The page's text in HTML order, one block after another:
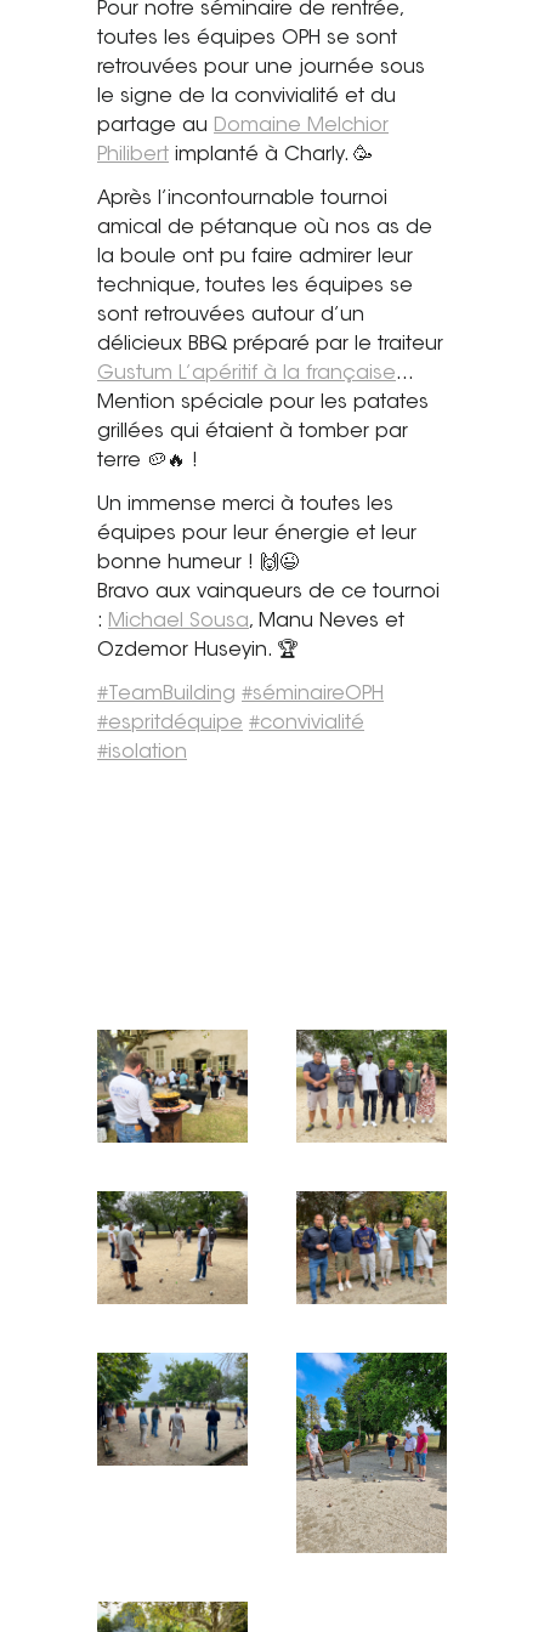
Saint-Étienne
Vichy
Mâcon
La société
Nos réalisations
Pour les pros
Plâtrier / Peintre
Charpentier / Couvreur
Syndic / Régie
Tel. 04 82 29 21 82
Contact
Avis clients
Recrutement
Pour notre séminaire de rentrée,
toutes les équipes OPH se sont
retrouvées pour une journée sous
le signe de la convivialité et du
partage au Domaine Melchior
Philibert implanté à Charly. 🥳
Après l’incontournable tournoi
amical de pétanque où nos as de
la boule ont pu faire admirer leur
technique, toutes les équipes se
sont retrouvées autour d’un
délicieux BBQ préparé par le traiteur
Gustum L’apéritif à la française…
Mention spéciale pour les patates
grillées qui étaient à tomber par
terre 🥔🔥 !
Un immense merci à toutes les
équipes pour leur énergie et leur
bonne humeur ! 🙌😉
Bravo aux vainqueurs de ce tournoi
: Michael Sousa, Manu Neves et
Ozdemor Huseyin. 🏆
# TeamBuilding #séminaireOPH
#espritdéquipe #convivialité
#isolation